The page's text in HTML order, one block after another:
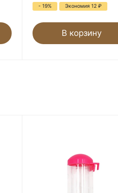
- 19% Экономия 12 ₽
В корзину